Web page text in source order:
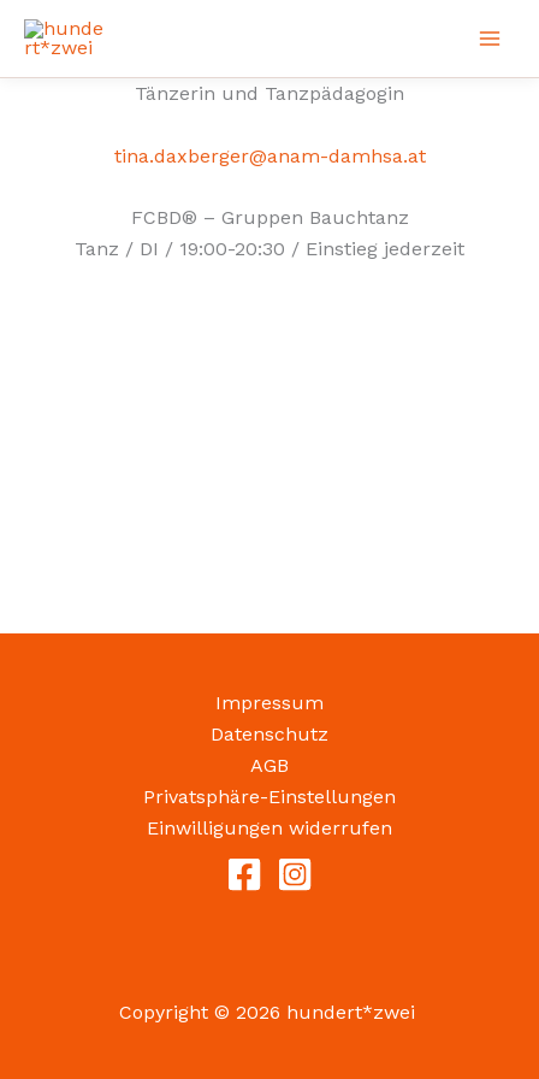
Zum
Inhalt
springen
Tänzerin und Tanzpädagogin
tina.daxberger@anam-damhsa.at
FCBD® – Gruppen Bauchtanz
Tanz / DI / 19:00-20:30 / Einstieg jederzeit
Impressum
Datenschutz
AGB
Privatsphäre-Einstellungen
Einwilligungen widerrufen
Copyright © 2026 hundert*zwei